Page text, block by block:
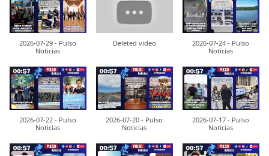
2026-07-29 - Pulso
Noticias
Deleted video
2026-07-24 - Pulso
Noticias
2026-07-22 - Pulso
Noticias
2026-07-20 - Pulso
Noticias
2026-07-17 - Pulso
Noticias